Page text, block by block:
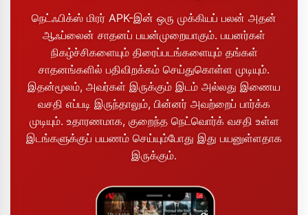
நெட்ஃபிக்ஸ் மிரர் APK-இன் ஒரு முக்கியப் பலன் அதன்
ஆஃப்லைன் சாதனப் பயன்முறையாகும். பயனர்கள்
நிகழ்ச்சிகளையும் திரைப்படங்களையும் தங்கள்
சாதனங்களில் பதிவிறக்கம் செய்துகொள்ள முடியும்.
இதன்மூலம், அவர்கள் இருக்கும் இடம் அல்லது இணைய
வசதி எப்படி இருந்தாலும், பின்னர் அவற்றைப் பார்க்க
முடியும். உதாரணமாக, குறைந்த நெட்வொர்க் வசதி உள்ள
இடங்களுக்குப் பயணம் செய்யும்போது இது பயனுள்ளதாக
இருக்கும்.